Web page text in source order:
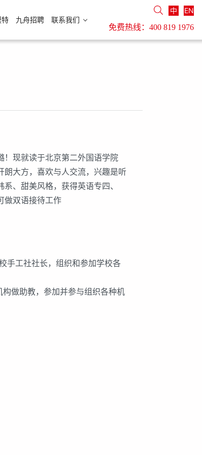
特 九舟招聘 联系我们
中 EN
免费热线： 400 819 1976
！现就读于北京第二外国语学院
朗大方，喜欢与人交流，兴趣是听
、甜美风格，获得英语专四、
做双语接待工作
工社社长，组织和参加学校各
做助教，参加并参与组织各种机